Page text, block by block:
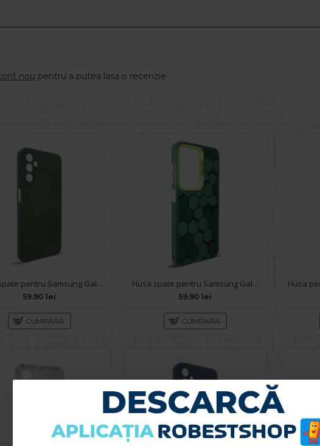
nou pentru a putea lasa o recenzie
Husa spate pentru Samsung Galaxy A14- Lys case Verde
59.90 lei
CUMPARA
Husa spate pentru Samsung Galaxy A14- Bozo case Verde
59.90 lei
CUMPARA